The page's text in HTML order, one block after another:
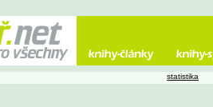
statistika